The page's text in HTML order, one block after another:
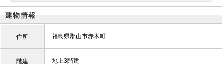
建物情報
住所 福島県郡山市赤木町
階建 地上3階建